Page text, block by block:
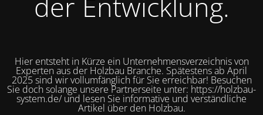
Hier entsteht in Kürze ein Unternehmensverzeichnis von
Experten aus der Holzbau Branche. Spätestens ab April
2025 sind wir vollumfänglich für Sie erreichbar! Besuchen
Sie doch solange unsere Partnerseite unter: https://holzbau-
system.de/ und lesen Sie informative und verständliche
Artikel über den Holzbau.